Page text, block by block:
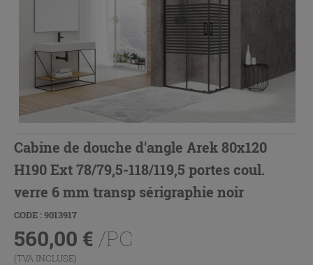
Cabine de douche d'angle Arek 80x120
H190 Ext 78/79,5-118/119,5 portes coul.
verre 6 mm transp sérigraphie noir
CODE : 9013917
560,00 € /PC
(TVA INCLUSE)